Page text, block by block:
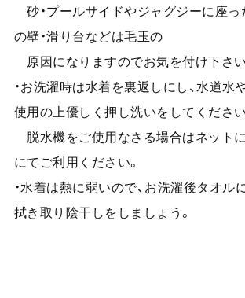
砂・プールサイドやジャグジーに座っ
の壁・滑り台などは毛玉の
原因になりますのでお気を付け下さい
・お洗濯時は水着を裏返しにし、水道水
使用の上優しく押し洗いをしてください
脱水機をご使用なさる場合はネット
にてご利用ください。
・水着は熱に弱いので、お洗濯後タオル
拭き取り陰干しをしましょう。